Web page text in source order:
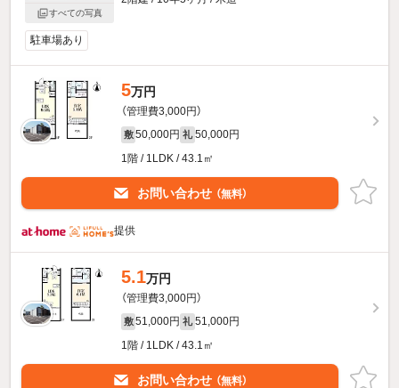
すべての写真
駐車場あり
5万円
（管理費3,000円）
敷 50,000円 礼 50,000円
1階 / 1LDK / 43.1㎡
お問い合わせ （無料）
提供
5.1万円
（管理費3,000円）
敷 51,000円 礼 51,000円
1階 / 1LDK / 43.1㎡
お問い合わせ （無料）